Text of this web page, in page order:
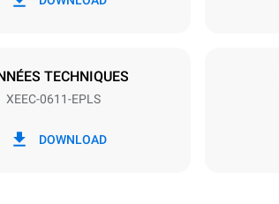
TECHNIQUES
XEEC-0611-EPLS
DOWNLOAD